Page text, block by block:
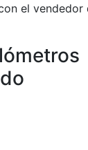
el vendedor